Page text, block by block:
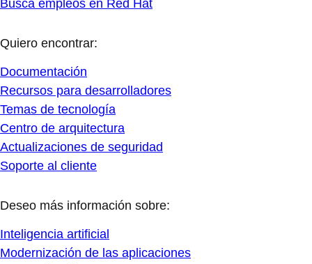
Busca empleos en Red Hat
Quiero encontrar:
Documentación
Recursos para desarrolladores
Temas de tecnología
Centro de arquitectura
Actualizaciones de seguridad
Soporte al cliente
Deseo más información sobre:
Inteligencia artificial
Modernización de las aplicaciones